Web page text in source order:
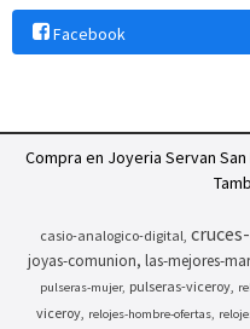
Facebook
Compra en Joyeria Servan
casio-analogico-digital
joyas-comunion las-mejores-
pulseras-mujer pulseras-viceroy
viceroy relojes-hombre-ofertas